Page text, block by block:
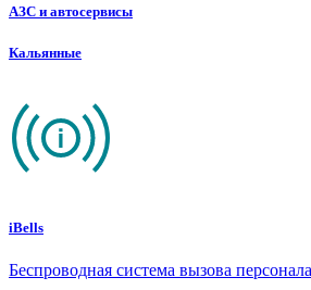
АЗС и автосервисы
Кальянные
iBells
Беспроводная система вызова